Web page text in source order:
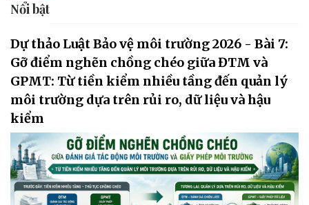
Nổi bật
Dự thảo Luật Bảo vệ môi trường 2026 - Bài 7:
Gỡ điểm nghẽn chồng chéo giữa ĐTM và
GPMT: Từ tiền kiểm nhiều tầng đến quản lý
môi trường dựa trên rủi ro, dữ liệu và hậu
kiểm